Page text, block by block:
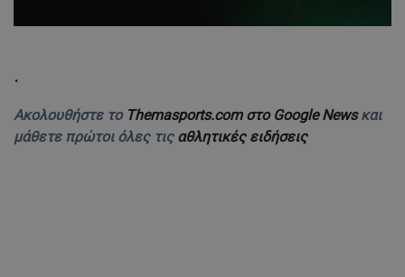
.
Ακολουθήστε το Themasports.com στο Google Newsκαι
μάθετε πρώτοι όλες τις αθλητικές ειδήσεις